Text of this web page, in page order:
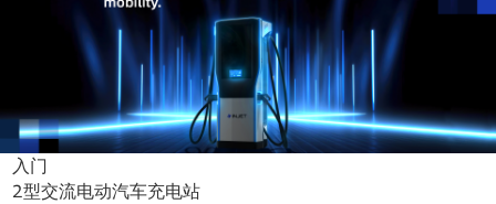
入门
2型交流电动汽车充电站